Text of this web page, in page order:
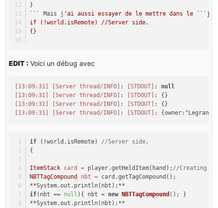
}
``` Mais j 'ai aussi essayer de le mettre dans le
if (!world.isRemote) //Server side.
{}
EDIT : Voici un débug avec
[13:09:31] [Server thread/INFO] : [STDOUT] : null
[13:09:31]
[Server thread/INFO] : [STDOUT]
[13:09:31]
[Server thread/INFO] : [STDOUT]
[13:09:31]
[Server thread/INFO] : [STDOUT]
if (!world.isRemote) //Server side.
{
ItemStack card = player.getHeldItem(hand); //Creating
NBTTagCompound
nbt = card.getTagCompound();
**System.out.println(nbt);**
if(nbt == null ){ nbt = new NBTTagCompound (); }
**System.out.println(nbt);**